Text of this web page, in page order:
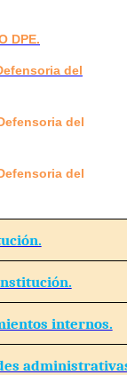
DPE.
del
del
del
internos.